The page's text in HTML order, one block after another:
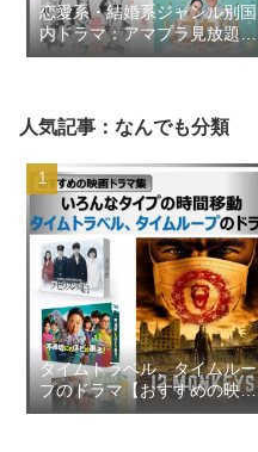
恋愛系・結婚系ジャンル別国
内ドラマ：アマプラ見放題
2026年8月更新【おすすめの
人気記事：なんでも分類
タイムトラベル、タイムルー
プのドラマ【おすすめの映画
ドラマ集】